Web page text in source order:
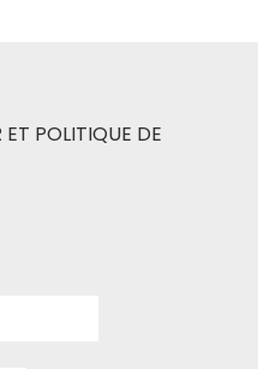
POLITIQUE DE